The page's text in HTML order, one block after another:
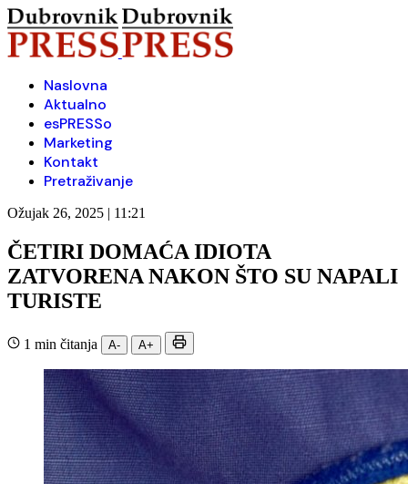
Naslovna
Aktualno
esPRESSo
Marketing
Kontakt
Pretraživanje
Ožujak 26, 2025 | 11:21
ČETIRI DOMAĆA IDIOTA
ZATVORENA NAKON ŠTO SU NAPALI
TURISTE
1 min čitanja A- A+